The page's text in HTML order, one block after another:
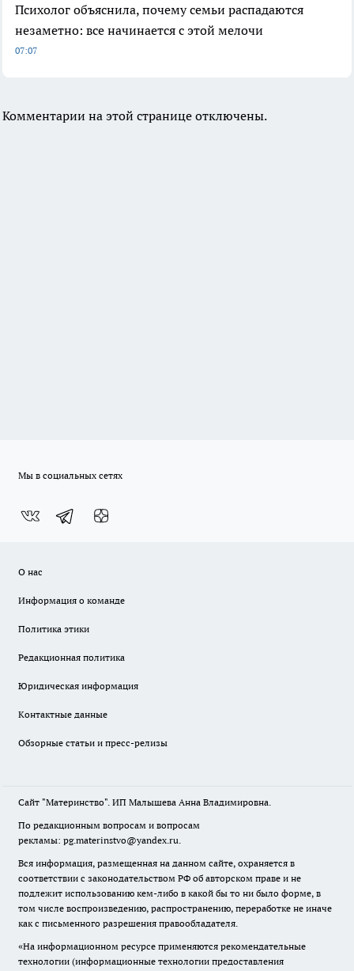
Психолог объяснила, почему семьи распадаются
незаметно: все начинается с этой мелочи
07:07
Комментарии на этой странице отключены.
Мы в социальных сетях
О нас
Информация о команде
Политика этики
Редакционная политика
Юридическая информация
Контактные данные
Обзорные статьи и пресс-релизы
Сайт "Материнство". ИП Малышева Анна Владимировна.
По редакционным вопросам и вопросам
рекламы: pg.materinstvo@yandex.ru.
Вся информация, размещенная на данном сайте, охраняется в
соответствии с законодательством РФ об авторском праве и не
подлежит использованию кем-либо в какой бы то ни было форме, в
том числе воспроизведению, распространению, переработке не иначе
как с письменного разрешения правообладателя.
«На информационном ресурсе применяются рекомендательные
технологии (информационные технологии предоставления